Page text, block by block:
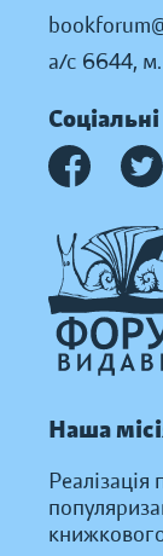
а/с 6644,
Наша